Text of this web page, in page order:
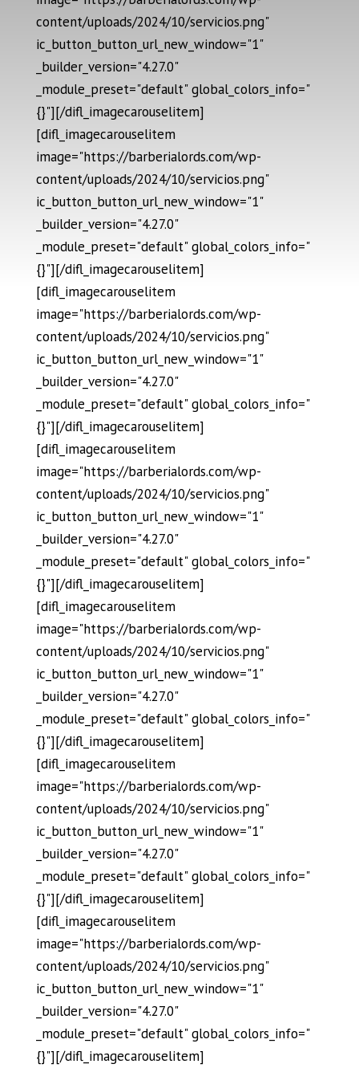
content/uploads/2024/10/servicios.png"
ic_button_button_url_new_window="1"
_builder_version="4.27.0"
_module_preset="default" global_colors_info="
{}"][/difl_imagecarouselitem]
[difl_imagecarouselitem
image="https://barberialords.com/wp-
content/uploads/2024/10/servicios.png"
ic_button_button_url_new_window="1"
_builder_version="4.27.0"
_module_preset="default" global_colors_info="
{}"][/difl_imagecarouselitem]
[difl_imagecarouselitem
image="https://barberialords.com/wp-
content/uploads/2024/10/servicios.png"
ic_button_button_url_new_window="1"
_builder_version="4.27.0"
_module_preset="default" global_colors_info="
{}"][/difl_imagecarouselitem]
[difl_imagecarouselitem
image="https://barberialords.com/wp-
content/uploads/2024/10/servicios.png"
ic_button_button_url_new_window="1"
_builder_version="4.27.0"
_module_preset="default" global_colors_info="
{}"][/difl_imagecarouselitem]
[difl_imagecarouselitem
image="https://barberialords.com/wp-
content/uploads/2024/10/servicios.png"
ic_button_button_url_new_window="1"
_builder_version="4.27.0"
_module_preset="default" global_colors_info="
{}"][/difl_imagecarouselitem]
[difl_imagecarouselitem
image="https://barberialords.com/wp-
content/uploads/2024/10/servicios.png"
ic_button_button_url_new_window="1"
_builder_version="4.27.0"
_module_preset="default" global_colors_info="
{}"][/difl_imagecarouselitem]
[difl_imagecarouselitem
image="https://barberialords.com/wp-
content/uploads/2024/10/servicios.png"
ic_button_button_url_new_window="1"
_builder_version="4.27.0"
_module_preset="default" global_colors_info="
{}"][/difl_imagecarouselitem]